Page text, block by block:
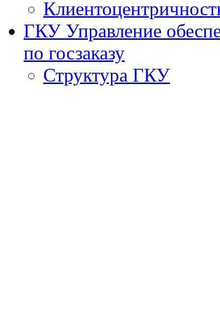
ГКУ Управление
по госзаказу
Структура ГКУ